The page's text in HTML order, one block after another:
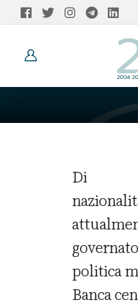
Rania
Di
politica
Banca